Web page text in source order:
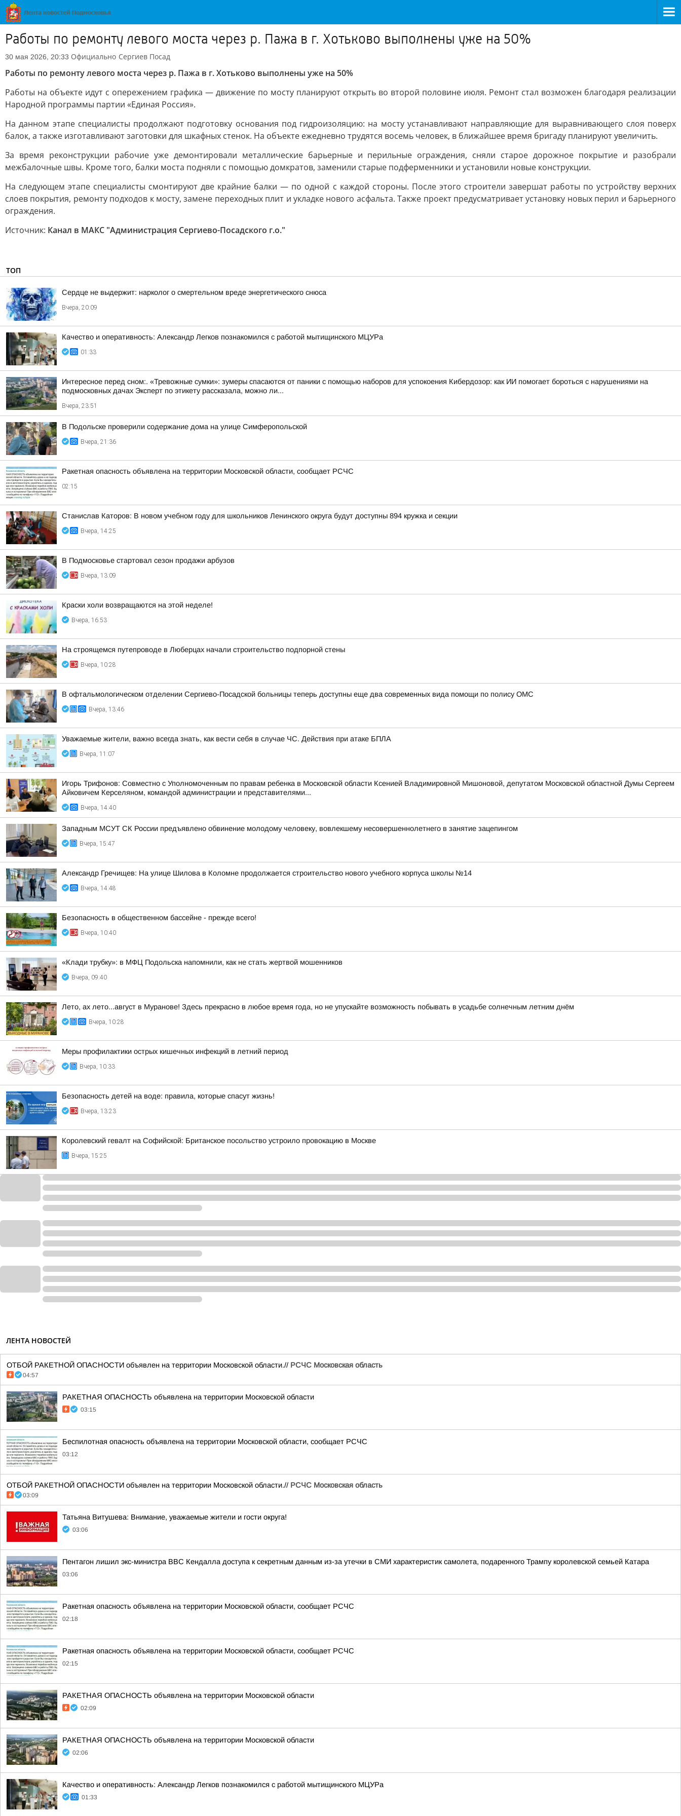
Работы по ремонту левого моста через р. Пажа в г. Хотьково выполнены уже на 50%
30 мая 2026, 20:33 Официально Сергиев Посад
Работы по ремонту левого моста через р. Пажа в г. Хотьково выполнены уже на 50%
Работы на объекте идут с опережением графика — движение по мосту планируют открыть во второй половине июля. Ремонт стал возможен благодаря реализации
Народной программы партии «Единая Россия».
На данном этапе специалисты продолжают подготовку основания под гидроизоляцию: на мосту устанавливают направляющие для выравнивающего слоя поверх
балок, а также изготавливают заготовки для шкафных стенок. На объекте ежедневно трудятся восемь человек, в ближайшее время бригаду планируют увеличить.
За время реконструкции рабочие уже демонтировали металлические барьерные и перильные ограждения, сняли старое дорожное покрытие и разобрали
межбалочные швы. Кроме того, балки моста подняли с помощью домкратов, заменили старые подферменники и установили новые конструкции.
На следующем этапе специалисты смонтируют две крайние балки — по одной с каждой стороны. После этого строители завершат работы по устройству верхних
слоев покрытия, ремонту подходов к мосту, замене переходных плит и укладке нового асфальта. Также проект предусматривает установку новых перил и барьерного
ограждения.
Источник: Канал в МАКС "Администрация Сергиево-Посадского г.о."
ТОП
Сердце не выдержит: нарколог о смертельном вреде энергетического снюса
Вчера, 20:09
Качество и оперативность: Александр Легков познакомился с работой мытищинского МЦУРа
01:33
Интересное перед сном:. «Тревожные сумки»: зумеры спасаются от паники с помощью наборов для успокоения Кибердозор: как ИИ помогает бороться с нарушениями на
подмосковных дачах Эксперт по этикету рассказала, можно ли...
Вчера, 23:51
В Подольске проверили содержание дома на улице Симферопольской
Вчера, 21:36
Ракетная опасность объявлена на территории Московской области, сообщает РСЧС
02:15
Станислав Каторов: В новом учебном году для школьников Ленинского округа будут доступны 894 кружка и секции
Вчера, 14:25
В Подмосковье стартовал сезон продажи арбузов
Вчера, 13:09
Краски холи возвращаются на этой неделе!
Вчера, 16:53
На строящемся путепроводе в Люберцах начали строительство подпорной стены
Вчера, 10:28
В офтальмологическом отделении Сергиево-Посадской больницы теперь доступны еще два современных вида помощи по полису ОМС
Вчера, 13:46
Уважаемые жители, важно всегда знать, как вести себя в случае ЧС. Действия при атаке БПЛА
Вчера, 11:07
Игорь Трифонов: Совместно с Уполномоченным по правам ребенка в Московской области Ксенией Владимировной Мишоновой, депутатом Московской областной Думы Сергеем
Айковичем Керселяном, командой администрации и представителями...
Вчера, 14:40
Западным МСУТ СК России предъявлено обвинение молодому человеку, вовлекшему несовершеннолетнего в занятие зацепингом
Вчера, 15:47
Александр Гречищев: На улице Шилова в Коломне продолжается строительство нового учебного корпуса школы №14
Вчера, 14:48
Безопасность в общественном бассейне - прежде всего!
Вчера, 10:40
«Клади трубку»: в МФЦ Подольска напомнили, как не стать жертвой мошенников
Вчера, 09:40
Лето, ах лето...август в Муранове! Здесь прекрасно в любое время года, но не упускайте возможность побывать в усадьбе солнечным летним днём
Вчера, 10:28
Меры профилактики острых кишечных инфекций в летний период
Вчера, 10:33
Безопасность детей на воде: правила, которые спасут жизнь!
Вчера, 13:23
Королевский гевалт на Софийской: Британское посольство устроило провокацию в Москве
Вчера, 15:25
ЛЕНТА НОВОСТЕЙ
ОТБОЙ РАКЕТНОЙ ОПАСНОСТИ объявлен на территории Московской области.// РСЧС Московская область
04:57
РАКЕТНАЯ ОПАСНОСТЬ объявлена на территории Московской области
03:15
Беспилотная опасность объявлена на территории Московской области, сообщает РСЧС
03:12
ОТБОЙ РАКЕТНОЙ ОПАСНОСТИ объявлен на территории Московской области.// РСЧС Московская область
03:09
Татьяна Витушева: Внимание, уважаемые жители и гости округа!
03:06
Пентагон лишил экс-министра ВВС Кендалла доступа к секретным данным из-за утечки в СМИ характеристик самолета, подаренного Трампу королевской семьей Катара
03:06
Ракетная опасность объявлена на территории Московской области, сообщает РСЧС
02:18
Ракетная опасность объявлена на территории Московской области, сообщает РСЧС
02:15
РАКЕТНАЯ ОПАСНОСТЬ объявлена на территории Московской области
02:09
РАКЕТНАЯ ОПАСНОСТЬ объявлена на территории Московской области
02:06
Качество и оперативность: Александр Легков познакомился с работой мытищинского МЦУРа
01:33